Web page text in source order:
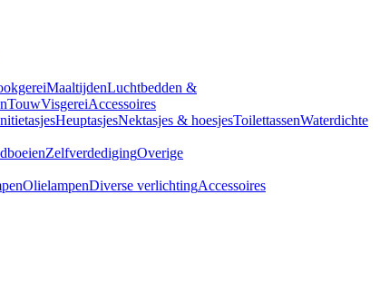
MaaltijdenLuchtbedden &
TouwVisgereiAccessoires
HeuptasjesNektasjes & hoesjesToilettassenWaterdichte
ZelfverdedigingOverige
OlielampenDiverse verlichtingAccessoires